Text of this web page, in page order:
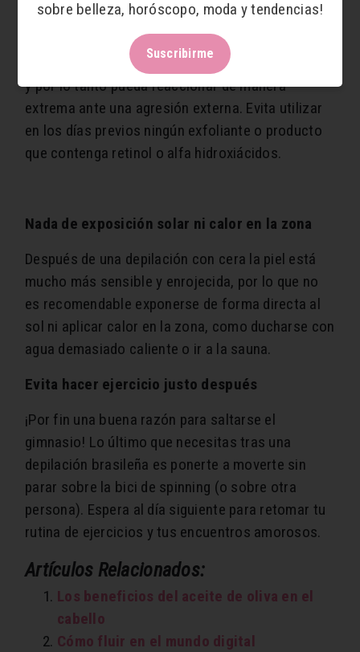
Igual que ocurre con la fotosensibilidad, hay
ciertos medicamentos que pueden alterar el
estado de la piel, haciendo que esté más sensible,
y por lo tanto pueda reaccionar de manera
extrema ante una agresión externa. Evita utilizar
en los días previos ningún exfoliante o producto
que contenga retinol o alfa hidroxiácidos.
Nada de exposición solar ni calor en la zona
Después de una depilación con cera la piel está
mucho más sensible y enrojecida, por lo que no
es recomendable exponerse de forma directa al
sol ni aplicar calor en la zona, como ducharse con
agua demasiado caliente o ir a la sauna.
Evita hacer ejercicio justo después
¡Por fin una buena razón para saltarse el
gimnasio! Lo último que necesitas tras una
depilación brasileña es ponerte a moverte sin
parar sobre la bici de spinning (o sobre otra
persona). Espera al día siguiente para retomar tu
rutina de ejercicios y tus encuentros amorosos.
Artículos Relacionados:
Los beneficios del aceite de oliva en el
cabello
Cómo fluir en el mundo digital
sobre belleza, horóscopo, moda y tendencias!
Suscribirme